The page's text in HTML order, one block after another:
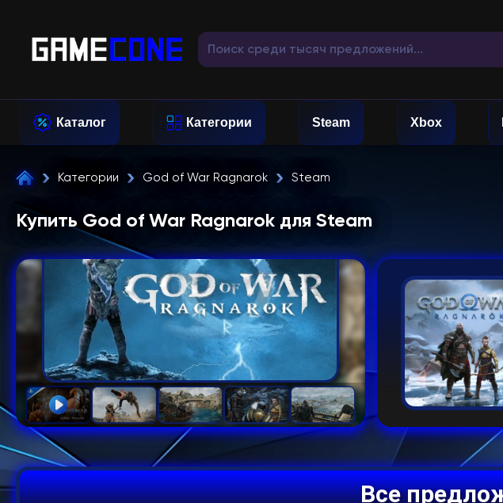
Каталог Категории Steam Xbox
Категории God of War Ragnarok Steam
Купить God of War Ragnarok для Steam